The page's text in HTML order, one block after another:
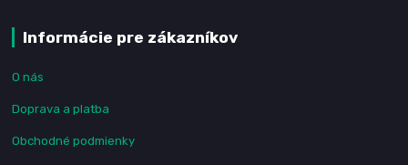
Informácie pre zákazníkov
O nás
Doprava a platba
Obchodné podmienky